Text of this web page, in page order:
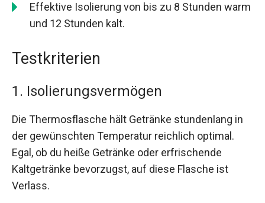
Effektive Isolierung von bis zu 8 Stunden warm
und 12 Stunden kalt.
Testkriterien
1. Isolierungsvermögen
Die Thermosflasche hält Getränke stundenlang in
der gewünschten Temperatur reichlich optimal.
Egal, ob du heiße Getränke oder erfrischende
Kaltgetränke bevorzugst, auf diese Flasche ist
Verlass.